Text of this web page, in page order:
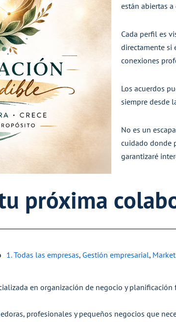
están abiertas
Cada perfil es
directamente si
conexiones
Los acuerdos
siempre desde
No es un
cuidado donde
garantizaré
próxima
1. Todas las empresas, Gestión empresarial,
en organización de negocio y planificación
profesionales y pequeños negocios que